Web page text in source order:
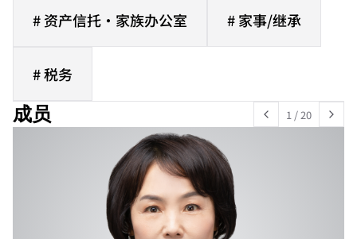
# 资产信托·家族办公室 # 家事/继承
# 税务
成员 1 / 20